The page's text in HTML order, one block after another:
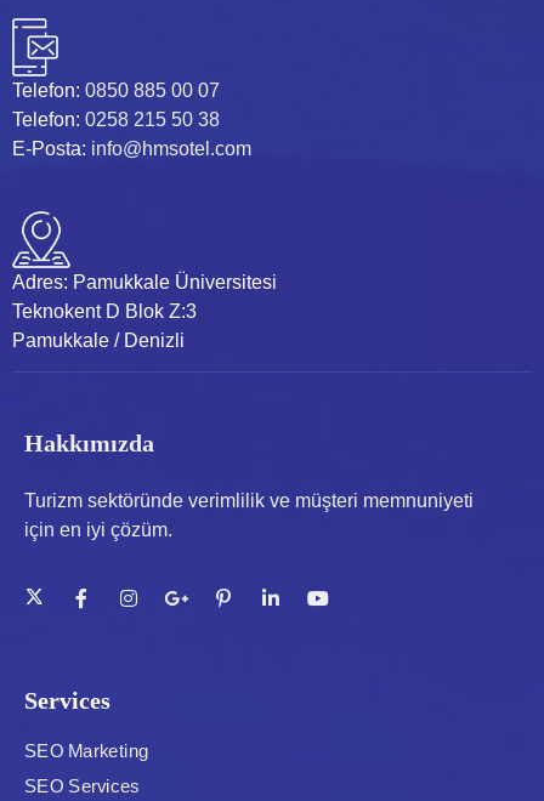
Telefon: 0850 885 00 07
Telefon: 0258 215 50 38
E-Posta: info@hmsotel.com
Adres: Pamukkale Üniversitesi
Teknokent D Blok Z:3
Pamukkale / Denizli
Hakkımızda
Turizm sektöründe verimlilik ve müşteri memnuniyeti
için en iyi çözüm.
Services
SEO Marketing
SEO Services